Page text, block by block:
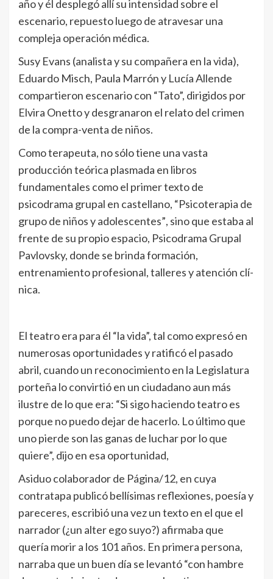
año y él desplegó allí­ su intensidad sobre el
escenario, repuesto luego de atravesar una
compleja operación médica.
Susy Evans (analista y su compañera en la vida),
Eduardo Misch, Paula Marrón y Lucí­a Allende
compartieron escenario con “Tato”, dirigidos por
Elvira Onetto y desgranaron el relato del crimen
de la compra-venta de niños.
Como terapeuta, no sólo tiene una vasta
producción teórica plasmada en libros
fundamentales como el primer texto de
psicodrama grupal en castellano, “Psicoterapia de
grupo de niños y adolescentes”, sino que estaba al
frente de su propio espacio, Psicodrama Grupal
Pavlovsky, donde se brinda formación,
entrenamiento profesional, talleres y atención clí­
nica.
El teatro era para él “la vida”, tal como expresó en
numerosas oportunidades y ratificó el pasado
abril, cuando un reconocimiento en la Legislatura
porteña lo convirtió en un ciudadano aun más
ilustre de lo que era: “Si sigo haciendo teatro es
porque no puedo dejar de hacerlo. Lo último que
uno pierde son las ganas de luchar por lo que
quiere”, dijo en esa oportunidad,
Asiduo colaborador de Página/12, en cuya
contratapa publicó bellísimas reflexiones, poesía y
pareceres, escribió una vez un texto en el que el
narrador (¿un alter ego suyo?) afirmaba que
quería morir a los 101 años. En primera persona,
narraba que un buen día se levantó “con hambre